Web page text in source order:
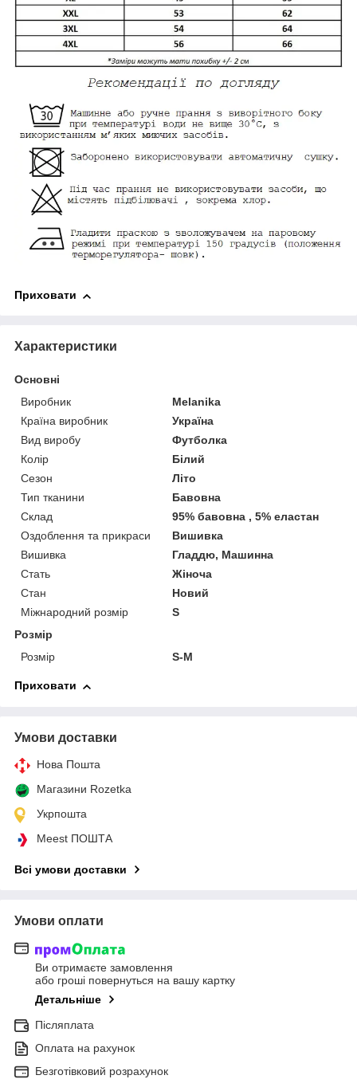
Приховати
Характеристики
Основні
Виробник
Melanika
Країна виробник
Україна
Вид виробу
Футболка
Колір
Білий
Сезон
Літо
Тип тканини
Бавовна
Склад
95% бавовна , 5% еластан
Оздоблення та прикраси
Вишивка
Вишивка
Гладдю, Машинна
Стать
Жіноча
Стан
Новий
Міжнародний розмір
S
Розмір
Розмір
S-M
Приховати
Умови доставки
Нова Пошта
Магазини Rozetka
Укрпошта
Meest ПОШТА
Всі умови доставки
Умови оплати
Ви отримаєте замовлення
або гроші повернуться на вашу картку
Детальніше
Післяплата
Оплата на рахунок
Безготівковий розрахунок